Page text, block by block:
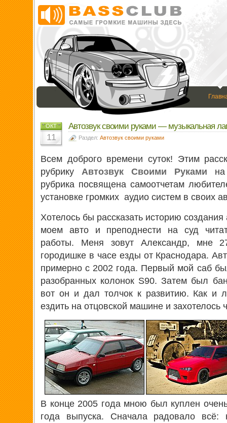
ОКТ
11
Автозвук своими руками — музыкальная
Раздел: Автозвук своими руками
Всем доброго времени суток! Этим
рубрику Автозвук Своими Руками на
рубрика посвящена самоотчетам
установке громких аудио систем в своих
Хотелось бы рассказать историю создания
моем авто и преподнести на суд
работы. Меня зовут Александр, мне
городишке в часе езды от Краснодара.
примерно с 2002 года. Первый мой саб
разобранных колонок S90. Затем был
вот он и дал толчок к развитию. Как и
ездить на отцовской машине и захотелось
В конце 2005 года мною был куплен
года выпуска. Сначала радовало всё: